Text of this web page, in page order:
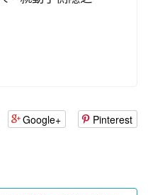
Google+ Pinterest